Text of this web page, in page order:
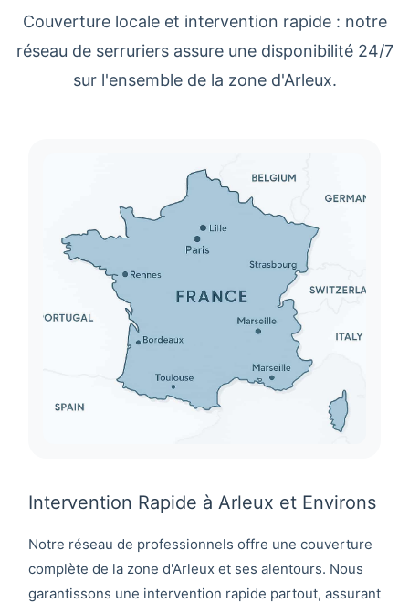
Couverture locale et intervention rapide : notre
réseau de serruriersassure une disponibilité 24/7
sur l'ensemble de la zone d'Arleux.
Intervention Rapide à Arleux et Environs
Notre réseau de professionnels offre une couverture
complète de la zone d'Arleux et ses alentours. Nous
garantissons une intervention rapide partout, assurant